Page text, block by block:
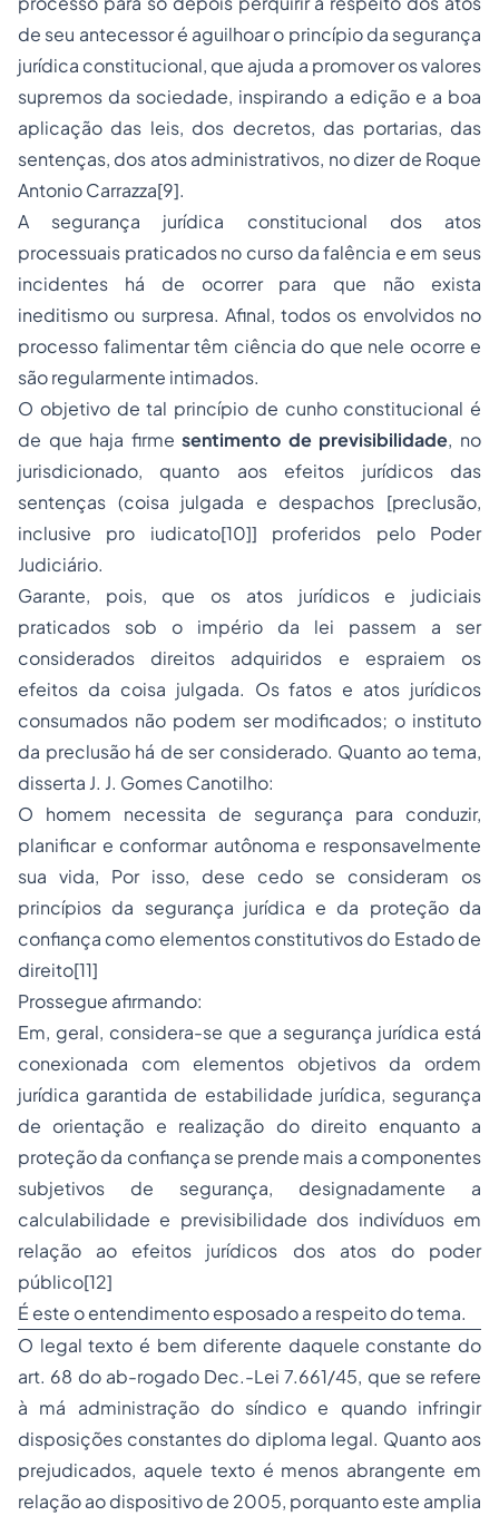
de seu antecessor é aguilhoar o princípio da segurança
jurídica constitucional, que ajuda a promover os valores
supremos da sociedade, inspirando a edição e a boa
aplicação das leis, dos decretos, das portarias, das
sentenças, dos atos administrativos, no dizer de Roque
Antonio Carrazza[9].
A segurança jurídica constitucional dos atos
processuais praticados no curso da falência e em seus
incidentes há de ocorrer para que não exista
ineditismo ou surpresa. Afinal, todos os envolvidos no
processo falimentar têm ciência do que nele ocorre e
são regularmente intimados.
O objetivo de tal princípio de cunho constitucional é
de que haja firmesentimento de previsibilidade, no
jurisdicionado, quanto aos efeitos jurídicos das
sentenças (coisa julgada e despachos [preclusão,
inclusive pro iudicato[10]] proferidos pelo Poder
Judiciário.
Garante, pois, que os atos jurídicos e judiciais
praticados sob o império da lei passem a ser
considerados direitos adquiridos e espraiem os
efeitos da coisa julgada. Os fatos e atos jurídicos
consumados não podem ser modificados; o instituto
da preclusão há de ser considerado. Quanto ao tema,
disserta J. J. Gomes Canotilho:
O homem necessita de segurança para conduzir,
planificar e conformar autônoma e responsavelmente
sua vida, Por isso, dese cedo se consideram os
princípios da segurança jurídica e da proteção da
confiança como elementos constitutivos do Estado de
direito[11]
Prossegue afirmando:
Em, geral, considera-se que a segurança jurídica está
conexionada com elementos objetivos da ordem
jurídica garantida de estabilidade jurídica, segurança
de orientação e realização do direito enquanto a
proteção da confiança se prende mais a componentes
subjetivos de segurança, designadamente a
calculabilidade e previsibilidade dos indivíduos em
relação ao efeitos jurídicos dos atos do poder
público[12]
É este o entendimento esposado a respeito do tema.
O legal texto é bem diferente daquele constante do
art. 68 do ab-rogado Dec.-Lei 7.661/45, que se refere
à má administração do síndico e quando infringir
disposições constantes do diploma legal. Quanto aos
prejudicados, aquele texto é menos abrangente em
relação ao dispositivo de 2005, porquanto este amplia